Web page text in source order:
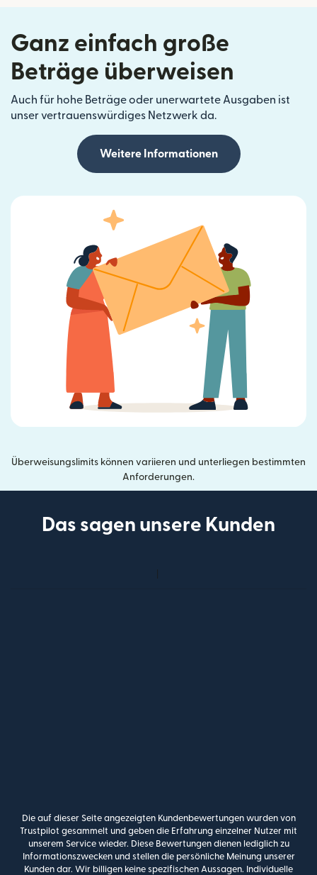
Ganz einfach große
Beträge überweisen
Auch für hohe Beträge oder unerwartete Ausgaben ist
unser vertrauenswürdiges Netzwerk da.
Weitere Informationen
Überweisungslimits können variieren und unterliegen bestimmten
Anforderungen.
Das sagen unsere Kunden
Die auf dieser Seite angezeigten Kundenbewertungen wurden von
Trustpilot gesammelt und geben die Erfahrung einzelner Nutzer mit
unserem Service wieder. Diese Bewertungen dienen lediglich zu
Informationszwecken und stellen die persönliche Meinung unserer
Kunden dar. Wir billigen keine spezifischen Aussagen. Individuelle